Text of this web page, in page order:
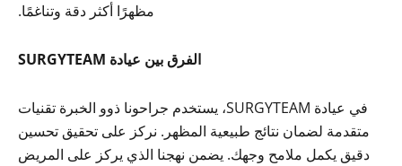
مظهرًا أكثر دقة وتناغمًا.
الفرق بين عيادة SURGYTEAM
في عيادة SURGYTEAM، يستخدم جراحونا ذوو الخبرة تقنيات
متقدمة لضمان نتائج طبيعية المظهر. نركز على تحقيق تحسين
دقيق يكمل ملامح وجهك. يضمن نهجنا الذي يركز على المريض